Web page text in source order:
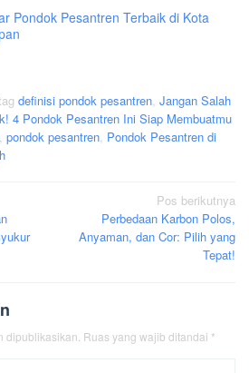
Pondok Pesantren Terbaik di Kota
definisi pondok pesantren Jangan Salah
4 Pondok Pesantren Ini Siap Membuatmu
pondok pesantren Pondok Pesantren di
Pos berikutnya
Perbedaan Karbon Polos,
Anyaman, dan Cor: Pilih yang
Tepat!
dipublikasikan. Ruas yang wajib ditandai *